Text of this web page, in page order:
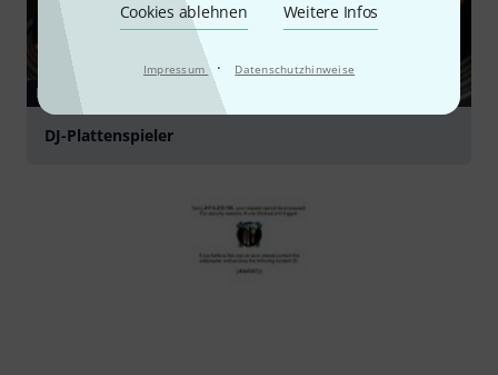
Cookies ablehnen Weitere Infos
Impressum · Datenschutzhinweise
RATGEBER
DJ-Plattenspieler